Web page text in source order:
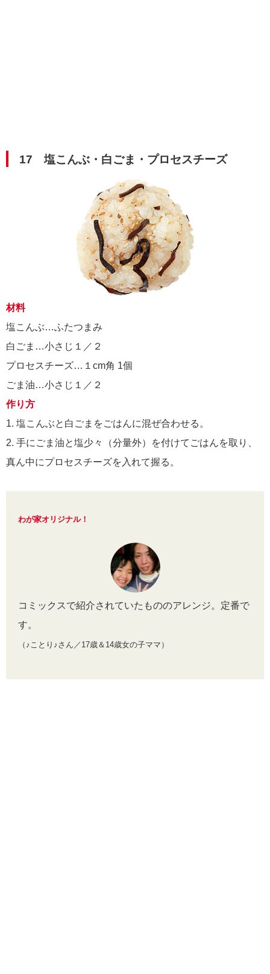
17 塩こんぶ・白ごま・プロセスチーズ
材料
塩こんぶ…ふたつまみ
白ごま…小さじ１／２
プロセスチーズ…１cm角 1個
ごま油…小さじ１／２
作り方
1. 塩こんぶと白ごまをごはんに混ぜ合わせる。
2. 手にごま油と塩少々（分量外）を付けてごはんを取り、
真ん中にプロセスチーズを入れて握る。
わが家オリジナル！
コミックスで紹介されていたもののアレンジ。定番で
す。
（♪ことり♪さん／17歳＆14歳女の子ママ）